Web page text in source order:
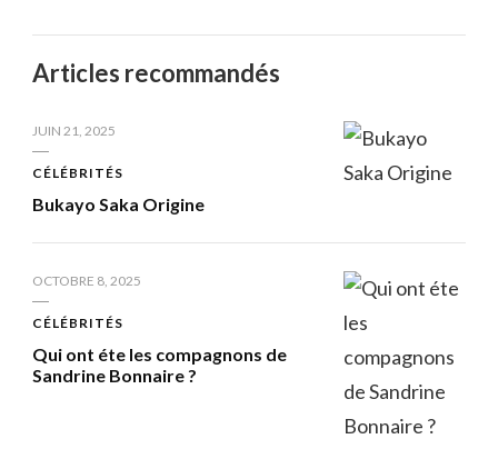
Articles recommandés
JUIN 21, 2025
CÉLÉBRITÉS
Bukayo Saka Origine
OCTOBRE 8, 2025
CÉLÉBRITÉS
Qui ont éte les compagnons de
Sandrine Bonnaire ?